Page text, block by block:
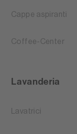
Cappe aspiranti
Coffee-Center
Lavanderia
Lavatrici